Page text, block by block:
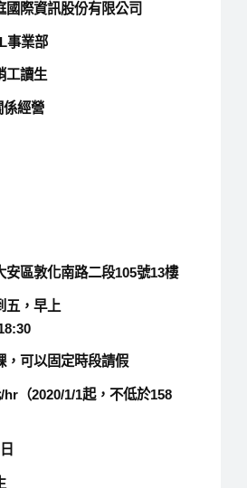
際資訊股份有限公司
事業部
工讀生
係經營
安區敦化南路二段105號13樓
五，早上
，可以固定時段請假
（2020/1/1起，不低於158